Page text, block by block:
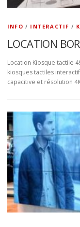
INFO / INTERACTIF /
LOCATION
Location Kiosque tactile
kiosques tactiles
capacitive et résolution